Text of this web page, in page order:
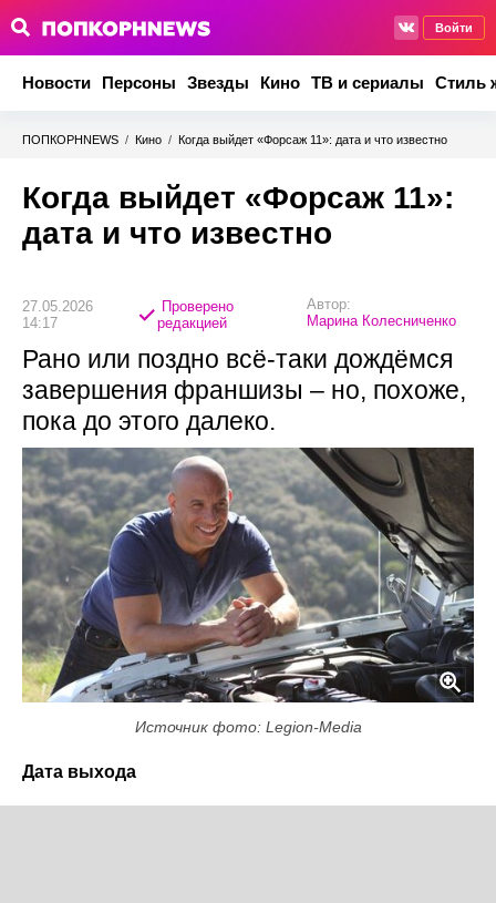
Войти
Новости Персоны Звезды Кино ТВ и сериалы Стиль
ПОПКОРНNEWS / Кино / Когда выйдет «Форсаж 11»: дата и что известно
Когда выйдет «Форсаж 11»:
дата и что известно
27.05.2026
14:17
Проверено
редакцией
Автор:
Марина Колесниченко
Рано или поздно всё-таки дождёмся
завершения франшизы – но, похоже,
пока до этого далеко.
Источник фото: Legion-Media
Дата выхода